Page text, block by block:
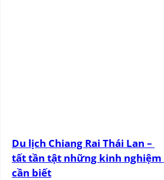
Du lịch Chiang Rai Thái Lan –
tất tần tật những kinh nghiệm
cần biết